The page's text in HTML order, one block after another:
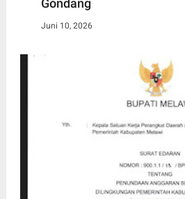
Gondang
Juni 10, 2026